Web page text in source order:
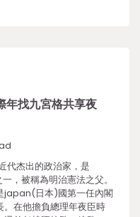
年找九宮格共享夜
代杰出的政治家，是
，被稱為明治憲法之父。
japan(日本)國第一任內閣
在他擔負總理年夜臣時